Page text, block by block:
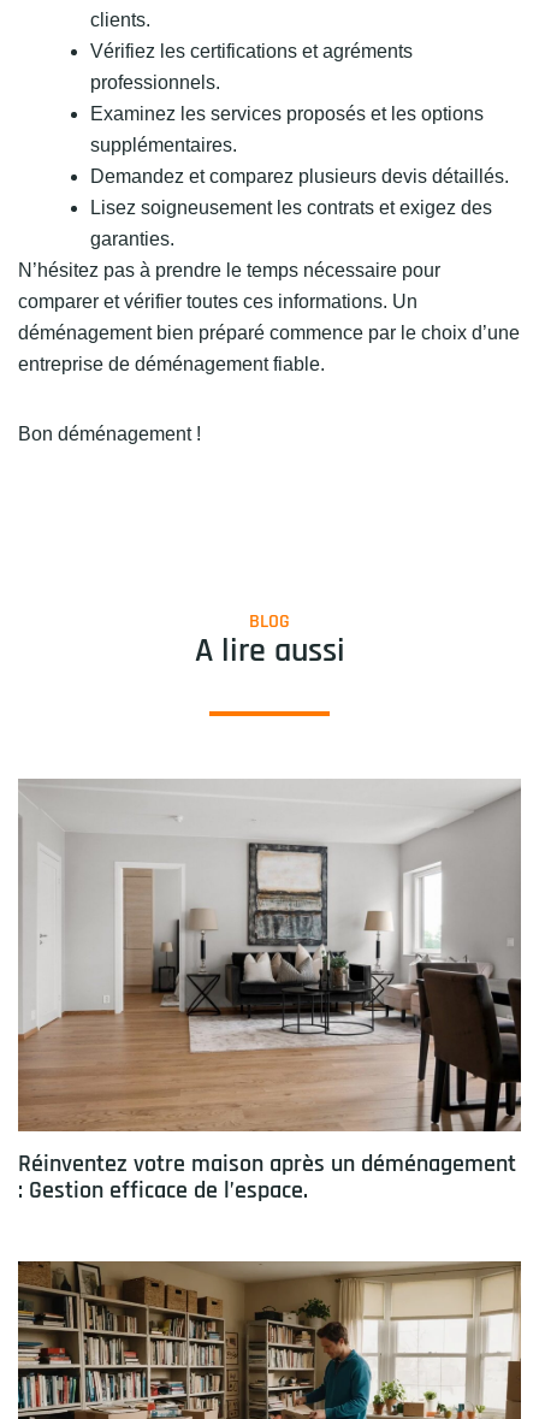
clients.
Vérifiez les certifications et agréments
professionnels.
Examinez les services proposés et les options
supplémentaires.
Demandez et comparez plusieurs devis détaillés.
Lisez soigneusement les contrats et exigez des
garanties.
N’hésitez pas à prendre le temps nécessaire pour
comparer et vérifier toutes ces informations. Un
déménagement bien préparé commence par le choix d’une
entreprise de déménagement fiable.
Bon déménagement !
BLOG
A lire aussi
Réinventez votre maison après un déménagement
: Gestion efficace de l’espace.